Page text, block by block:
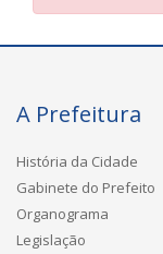
A Prefeitura
História da Cidade
Gabinete do Prefeito
Organograma
Legislação